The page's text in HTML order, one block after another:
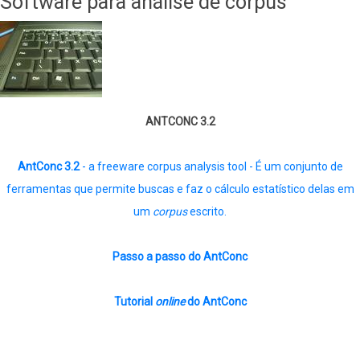
ANTCONC 3.2
AntConc 3.2- a freeware corpus analysis tool - É um conjunto de
ferramentas que permite buscas e faz o cálculo estatístico delas em
um corpusescrito.
Passo a passo do AntConc
Tutorial onlinedo AntConc